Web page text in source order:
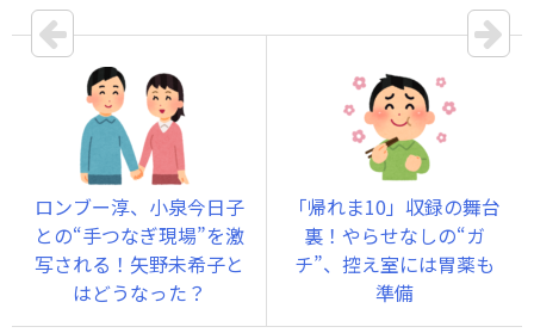
ロンブー淳、小泉今日子
との“手つなぎ現場”を激
写される！矢野未希子と
はどうなった？
「帰れま10」収録の舞台
裏！やらせなしの“ガ
チ”、控え室には胃薬も
準備